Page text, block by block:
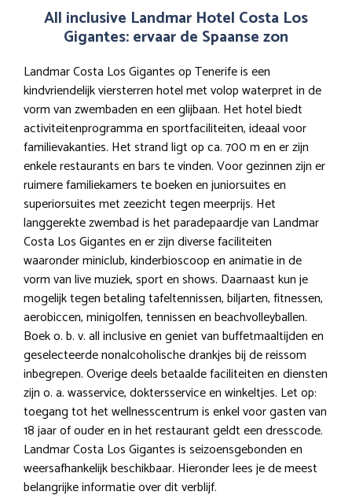
All inclusive Landmar Hotel Costa Los
Gigantes: ervaar de Spaanse zon
Landmar Costa Los Gigantes op Tenerife is een
kindvriendelijk viersterren hotel met volop waterpret in de
vorm van zwembaden en een glijbaan. Het hotel biedt
activiteitenprogramma en sportfaciliteiten, ideaal voor
familievakanties. Het strand ligt op ca. 700 m en er zijn
enkele restaurants en bars te vinden. Voor gezinnen zijn er
ruimere familiekamers te boeken en juniorsuites en
superiorsuites met zeezicht tegen meerprijs. Het
langgerekte zwembad is het paradepaardje van Landmar
Costa Los Gigantes en er zijn diverse faciliteiten
waaronder miniclub, kinderbioscoop en animatie in de
vorm van live muziek, sport en shows. Daarnaast kun je
mogelijk tegen betaling tafeltennissen, biljarten, fitnessen,
aerobiccen, minigolfen, tennissen en beachvolleyballen.
Boek o. b. v. all inclusive en geniet van buffetmaaltijden en
geselecteerde nonalcoholische drankjes bij de reissom
inbegrepen. Overige deels betaalde faciliteiten en diensten
zijn o. a. wasservice, doktersservice en winkeltjes. Let op:
toegang tot het wellnesscentrum is enkel voor gasten van
18 jaar of ouder en in het restaurant geldt een dresscode.
Landmar Costa Los Gigantes is seizoensgebonden en
weersafhankelijk beschikbaar. Hieronder lees je de meest
belangrijke informatie over dit verblijf.